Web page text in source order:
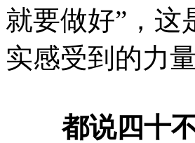
就要做好”，这
实感受到的力量
都说四十不